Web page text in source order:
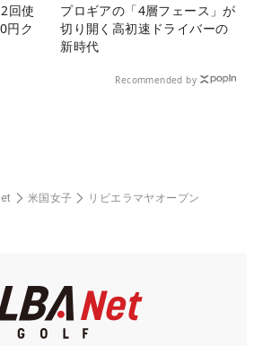
回使
円ク
プロギアの「4層フェース」が
切り開く高初速ドライバーの
新時代
Recommended by
米国女子 リビエラマヤオープン